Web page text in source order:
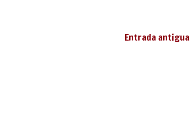
Entrada antigua